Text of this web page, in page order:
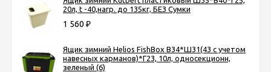
20л, t -40,нагр. до 135кг, БЕЗ Сумки
1 560 ₽
Ящик зимний Helios FishBox В34*Ш31(43 с учетом
навесных карманов)*Г23, 10л, односекционн,
зеленый (6)